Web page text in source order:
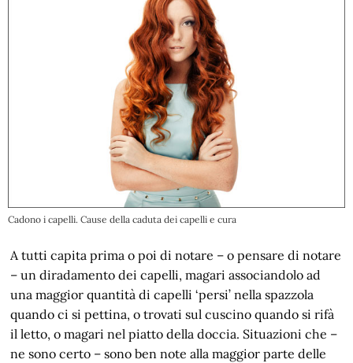
Cadono i capelli. Cause della caduta dei capelli e cura
A tutti capita prima o poi di notare – o pensare di notare
– un diradamento dei capelli, magari associandolo ad
una maggior quantità di capelli ‘persi’ nella spazzola
quando ci si pettina, o trovati sul cuscino quando si rifà
il letto, o magari nel piatto della doccia. Situazioni che –
ne sono certo – sono ben note alla maggior parte delle